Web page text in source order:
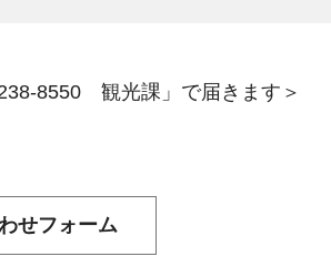
8550 観光課」で届きます＞